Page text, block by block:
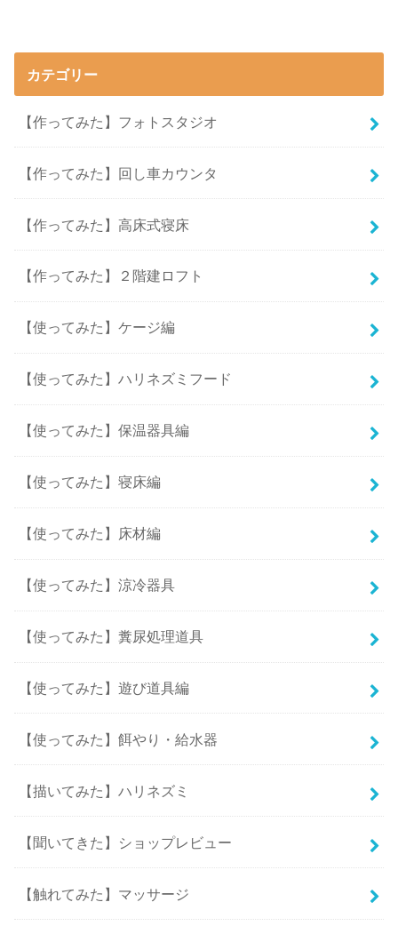
カテゴリー
【作ってみた】フォトスタジオ
【作ってみた】回し車カウンタ
【作ってみた】高床式寝床
【作ってみた】２階建ロフト
【使ってみた】ケージ編
【使ってみた】ハリネズミフード
【使ってみた】保温器具編
【使ってみた】寝床編
【使ってみた】床材編
【使ってみた】涼冷器具
【使ってみた】糞尿処理道具
【使ってみた】遊び道具編
【使ってみた】餌やり・給水器
【描いてみた】ハリネズミ
【聞いてきた】ショップレビュー
【触れてみた】マッサージ